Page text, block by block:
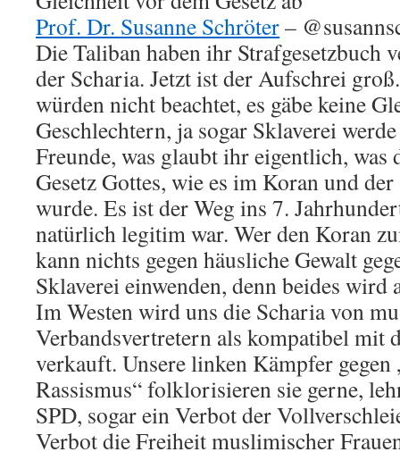
Prof. Dr. Susanne Schröter–
Die Taliban haben ihr Strafgesetzbuch
der Scharia. Jetzt ist der Aufschrei
würden nicht beachtet, es gäbe keine
Geschlechtern, ja sogar Sklaverei
Freunde, was glaubt ihr eigentlich, was
Gesetz Gottes, wie es im Koran und
wurde. Es ist der Weg ins 7.
natürlich legitim war. Wer den Koran
kann nichts gegen häusliche Gewalt
Sklaverei einwenden, denn beides
Im Westen wird uns die Scharia von
Verbandsvertretern als kompatibel mit
verkauft. Unsere linken Kämpfer
Rassismus“ folklorisieren sie gerne,
SPD, sogar ein Verbot der
Verbot die Freiheit muslimischer